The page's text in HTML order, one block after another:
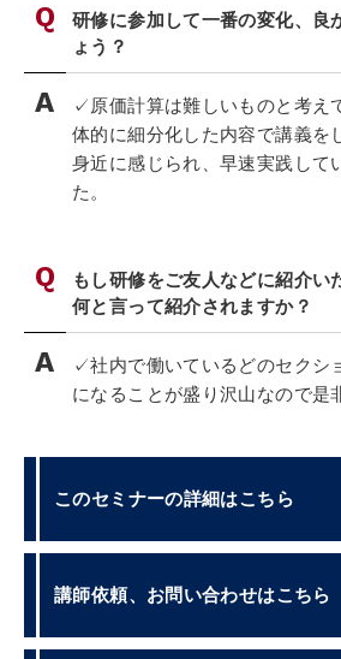
研修に参加して一番の変化、良
ょう？
✓原価計算は難しいものと考え
体的に細分化した内容で講義を
身近に感じられ、早速実践して
た。
もし研修をご友人などに紹介い
何と言って紹介されますか？
✓社内で働いているどのセクシ
になることが盛り沢山なので是
このセミナーの詳細はこちら
講師依頼、お問い合わせはこちら